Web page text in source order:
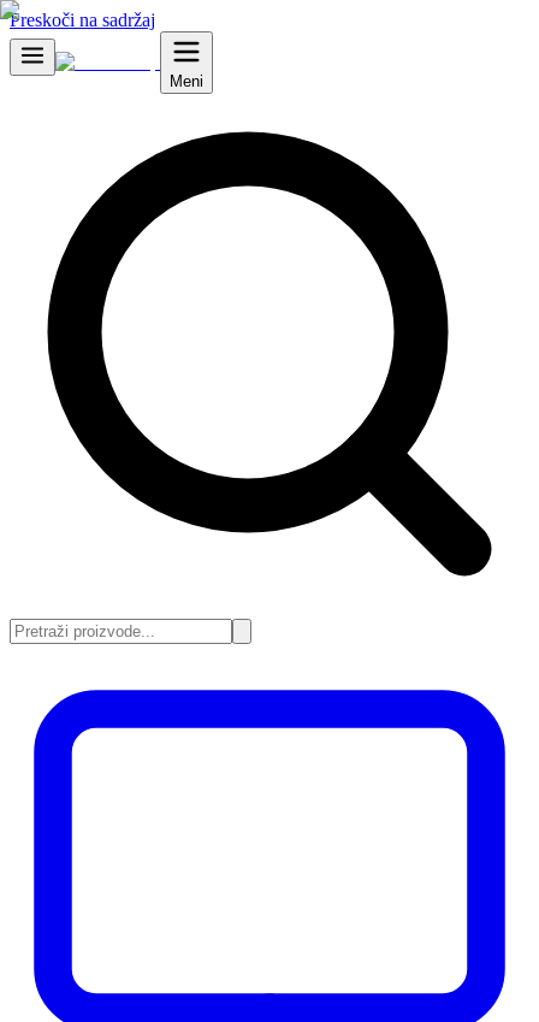
Preskoči na sadržaj
Meni